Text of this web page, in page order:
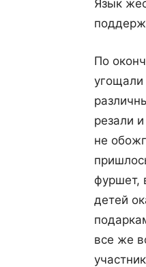
Язык
По
резали
не
фуршет,
детей
все же